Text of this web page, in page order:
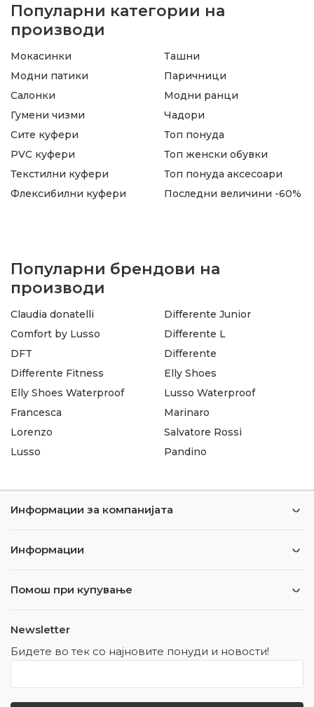
Популарни категории на
производи
Мокасинки
Модни патики
Салонки
Гумени чизми
Ташни
Паричници
Модни ранци
Чадори
Сите куфери
PVC куфери
Текстилни куфери
Флексибилни куфери
Топ понуда
Топ женски обувки
Топ понуда аксесоари
Последни величини -60%
Популарни брендови на
производи
Claudia donatelli
Comfort by Lusso
DFT
Differente Fitness
Differente Junior
Differente L
Differente
Elly Shoes
Elly Shoes Waterproof
Francesca
Lorenzo
Lusso
Lusso Waterproof
Marinaro
Salvatore Rossi
Pandino
Информации за компанијата
Информации
Помош при купување
Newsletter
Бидете во тек со најновите понуди и новости!